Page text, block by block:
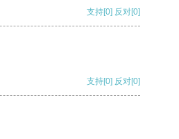
支持[0] 反对[0]
支持[0] 反对[0]